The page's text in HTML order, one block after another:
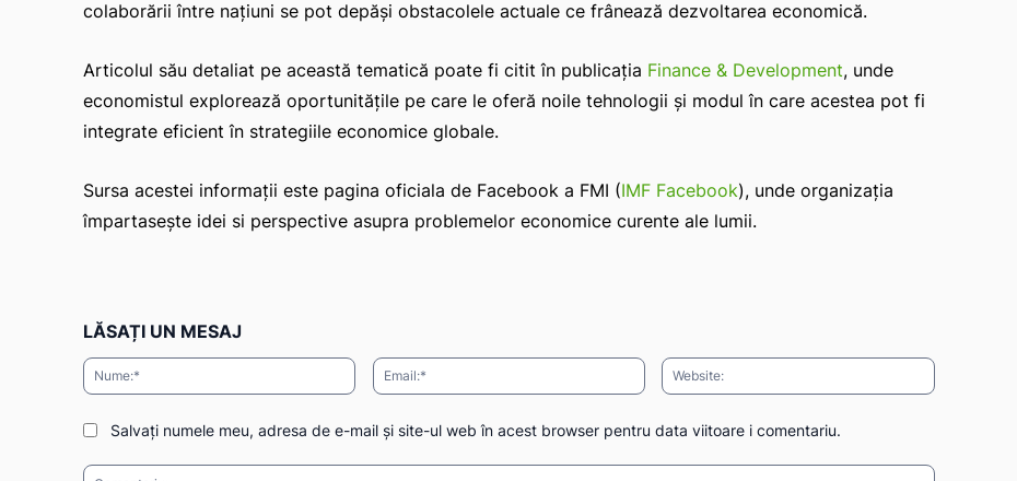
colaborării între națiuni se pot depăși obstacolele actuale ce frânează dezvoltarea economică.
Articolul său detaliat pe această tematică poate fi citit în publicația Finance & Development, unde
economistul explorează oportunitățile pe care le oferă noile tehnologii și modul în care acestea pot fi
integrate eficient în strategiile economice globale.
Sursa acestei informații este pagina oficiala de Facebook a FMI (IMF Facebook), unde organizația
împartasește idei si perspective asupra problemelor economice curente ale lumii.
LĂSAȚI UN MESAJ
Nume:* Email:* Website:
Salvați numele meu, adresa de e-mail și site-ul web în acest browser pentru data viitoare i comentariu.